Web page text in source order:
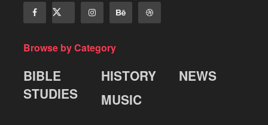
Browse by Category
BIBLE
STUDIES
HISTORY
MUSIC
NEWS